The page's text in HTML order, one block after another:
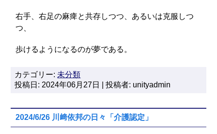
右手、右足の麻痺と共存しつつ、あるいは克服しつ
つ、
歩けるようになるのが夢である。
カテゴリー: 未分類
投稿日: 2024年06月27日 | 投稿者: unityadmin
2024/6/26 川﨑依邦の日々「介護認定」